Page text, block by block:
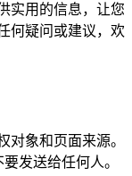
实用的信息，让您
何疑问或建议，欢
对象和页面来源。
发送给任何人。